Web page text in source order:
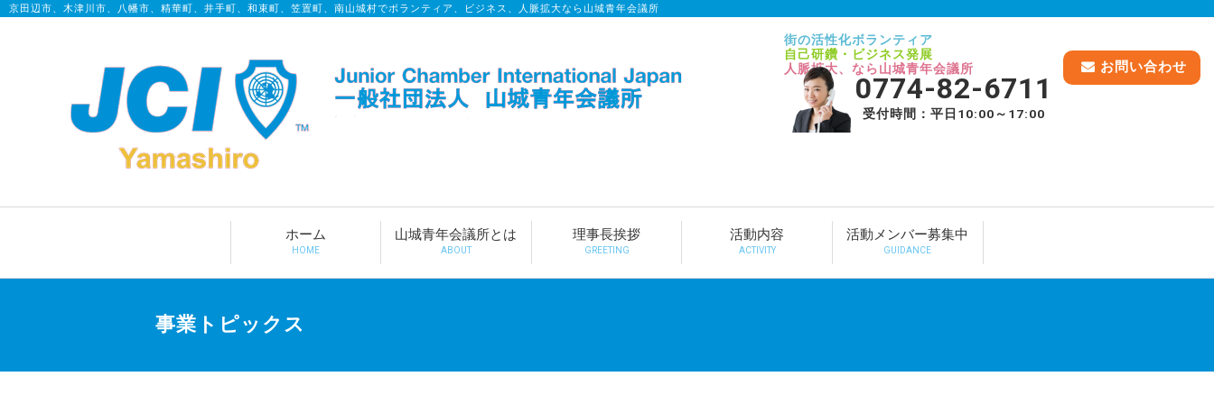
京田辺市、木津川市、八幡市、精華町、井手町、和束町、笠置町、南山城村でボランティア、ビジネス、人脈拡大なら山城青年会議所
街の活性化ボランティア
自己研鑽・ビジネス発展
人脈拡大、なら山城青年会議所
お問い合わせ
0774-82-6711
受付時間：平日10:00～17:00
ホーム
HOME
山城青年会議所とは
ABOUT
理事長挨拶
GREETING
活動内容
ACTIVITY
活動メンバー募集中
GUIDANCE
事業トピックス